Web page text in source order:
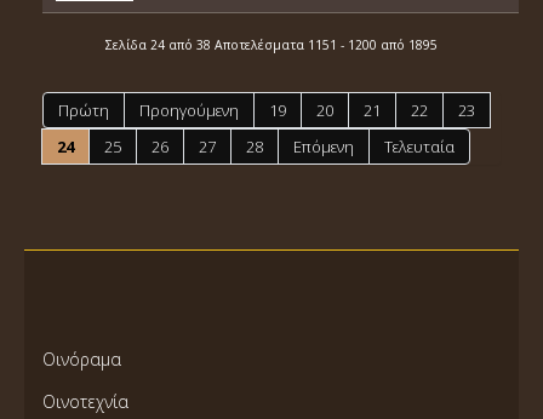
Σελίδα 24 από 38 Αποτελέσματα 1151 - 1200 από 1895
Πρώτη Προηγούμενη 19 20 21 22
23
24
25 26 27 28 Επόμενη Τελευταία
Οινόραμα
Οινοτεχνία